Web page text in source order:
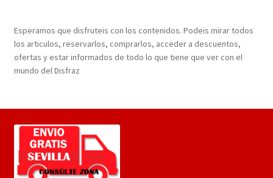
Esperamos que disfruteis con los contenidos. Podeis mirar todos
los articulos, reservarlos, comprarlos, acceder a descuentos,
ofertas y estar informados de todo lo que tiene que ver con el
mundo del Disfraz